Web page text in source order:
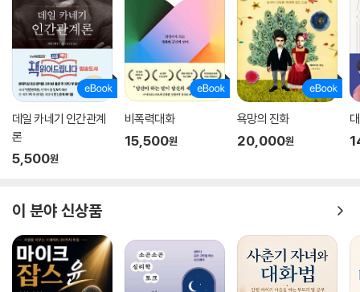
데일 카네기 인간관계
론
5,500원
비폭력대화
15,500원
욕망의 진화
20,000원
이 분야 신상품